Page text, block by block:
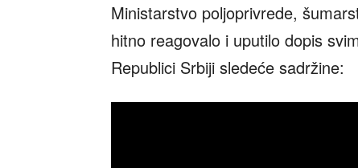
Ministarstvo poljoprivrede,
hitno reagovalo i uputilo dopis
Republici Srbiji sledeće sadržine: